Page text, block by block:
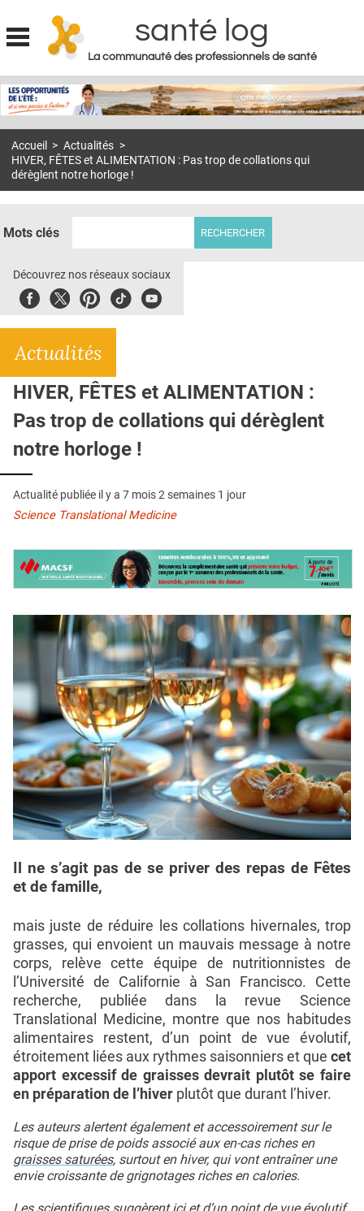
Jump to navigation
santé log
La communauté des professionnels de santé
MON COMPTE
S'ABONNER À LA REVUE SOIN À DOMICILE
ACTUS
E-REVUE SAD
THÉMA
CRÉDITS
Accueil > Actualités >
HIVER, FÊTES et ALIMENTATION : Pas trop de collations qui
dérèglent notre horloge !
Mots clés
Découvrez nos réseaux sociaux
FacebookTwitterPinterest
TiktokYoubute
Actualités
HIVER, FÊTES et ALIMENTATION :
Pas trop de collations qui dérèglent
notre horloge !
Actualité publiée il y a 7 mois 2 semaines 1 jour
Science Translational Medicine
Il ne s’agit pas de se priver des repas de Fêtes
et de famille,
mais juste de réduire les collations hivernales, trop
grasses, qui envoient un mauvais message à notre
corps, relève cette équipe de nutritionnistes de
l’Université de Californie à San Francisco. Cette
recherche, publiée dans la revue Science
Translational Medicine, montre que nos habitudes
alimentaires restent, d’un point de vue évolutif,
étroitement liées aux rythmes saisonniers et que cet
apport excessif de graisses devrait plutôt se faire
en préparation de l’hiver plutôt que durant l’hiver.
Les auteurs alertent également et accessoirement sur le
risque de prise de poids associé aux en-cas riches en
graisses saturées, surtout en hiver, qui vont entraîner une
envie croissante de grignotages riches en calories.